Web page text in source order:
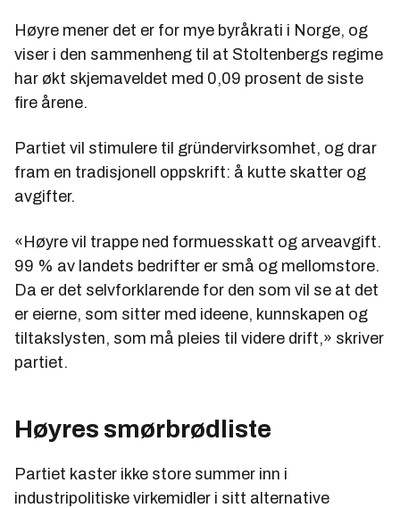
Høyre mener det er for mye byråkrati i Norge, og
viser i den sammenheng til at Stoltenbergs regime
har økt skjemaveldet med 0,09 prosent de siste
fire årene.
Partiet vil stimulere til gründervirksomhet, og drar
fram en tradisjonell oppskrift: å kutte skatter og
avgifter.
«Høyre vil trappe ned formuesskatt og arveavgift.
99 % av landets bedrifter er små og mellomstore.
Da er det selvforklarende for den som vil se at det
er eierne, som sitter med ideene, kunnskapen og
tiltakslysten, som må pleies til videre drift,» skriver
partiet.
Høyres smørbrødliste
Partiet kaster ikke store summer inn i
industripolitiske virkemidler i sitt alternative